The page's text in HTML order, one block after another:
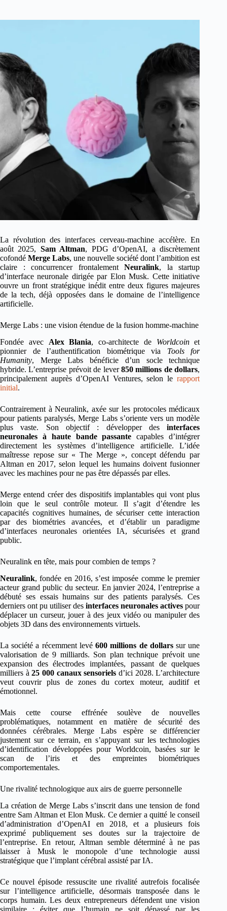
La révolution des interfaces cerveau-machine accélère. En
août 2025, Sam Altman, PDG d’OpenAI, a discrètement
cofondéMerge Labs, une nouvelle société dont l’ambition est
claire : concurrencer frontalementNeuralink, la startup
d’interface neuronale dirigée par Elon Musk. Cette initiative
ouvre un front stratégique inédit entre deux figures majeures
de la tech, déjà opposées dans le domaine de l’intelligence
artificielle.
Merge Labs : une vision étendue de la fusion homme-machine
Fondée avec Alex Blania, co-architecte de Worldcoinet
pionnier de l’authentification biométrique via Tools for
Humanity, Merge Labs bénéficie d’un socle technique
hybride. L’entreprise prévoit de lever850 millions de dollars,
principalement auprès d’OpenAI Ventures, selon lerapport
initial.
Contrairement à Neuralink, axée sur les protocoles médicaux
pour patients paralysés, Merge Labs s’oriente vers un modèle
plus vaste. Son objectif : développer desinterfaces
neuronales à haute bande passante capables d’intégrer
directement les systèmes d’intelligence artificielle. L’idée
maîtresse repose sur « The Merge », concept défendu par
Altman en 2017, selon lequel les humains doivent fusionner
avec les machines pour ne pas être dépassés par elles.
Merge entend créer des dispositifs implantables qui vont plus
loin que le seul contrôle moteur. Il s’agit d’étendre les
capacités cognitives humaines, de sécuriser cette interaction
par des biométries avancées, et d’établir un paradigme
d’interfaces neuronales orientées IA, sécurisées et grand
public.
Neuralink en tête, mais pour combien de temps ?
Neuralink, fondée en 2016, s’est imposée comme le premier
acteur grand public du secteur. En janvier 2024, l’entreprise a
débuté ses essais humains sur des patients paralysés. Ces
derniers ont pu utiliser desinterfaces neuronales actives pour
déplacer un curseur, jouer à des jeux vidéo ou manipuler des
objets 3D dans des environnements virtuels.
La société a récemment levé600 millions de dollarssur une
valorisation de 9 milliards. Son plan technique prévoit une
expansion des électrodes implantées, passant de quelques
milliers à25 000 canaux sensoriels d’ici 2028. L’architecture
veut couvrir plus de zones du cortex moteur, auditif et
émotionnel.
Mais cette course effrénée soulève de nouvelles
problématiques, notamment en matière de sécurité des
données cérébrales. Merge Labs espère se différencier
justement sur ce terrain, en s’appuyant sur les technologies
d’identification développées pour Worldcoin, basées sur le
scan de l’iris et des empreintes biométriques
comportementales.
Une rivalité technologique aux airs de guerre personnelle
La création de Merge Labs s’inscrit dans une tension de fond
entre Sam Altman et Elon Musk. Ce dernier a quitté le conseil
d’administration d’OpenAI en 2018, et a plusieurs fois
exprimé publiquement ses doutes sur la trajectoire de
l’entreprise. En retour, Altman semble déterminé à ne pas
laisser à Musk le monopole d’une technologie aussi
stratégique que l’implant cérébral assisté par IA.
Ce nouvel épisode ressuscite une rivalité autrefois focalisée
sur l’intelligence artificielle, désormais transposée dans le
corps humain. Les deux entrepreneurs défendent une vision
similaire : éviter que l’humain ne soit dépassé par les